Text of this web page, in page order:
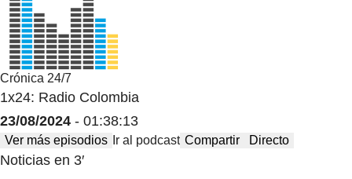
Crónica 24/7
1x24: Radio Colombia
23/08/2024 - 01:38:13
Ver más episodios Ir al podcast Compartir Directo
Noticias en 3′